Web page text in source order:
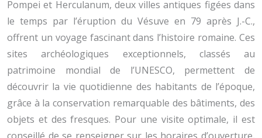
Pompei et Herculanum, deux villes antiques figées dans
le temps par l’éruption du Vésuve en 79 après J.-C.,
offrent un voyage fascinant dans l’histoire romaine. Ces
sites archéologiques exceptionnels, classés au
patrimoine mondial de l’UNESCO, permettent de
découvrir la vie quotidienne des habitants de l’époque,
grâce à la conservation remarquable des bâtiments, des
objets et des fresques. Pour une visite optimale, il est